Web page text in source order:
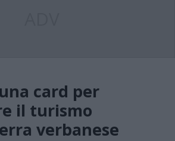
card per
il turismo
verbanese